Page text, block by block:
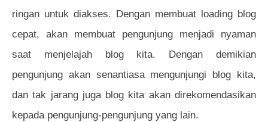
ringan untuk diakses. Dengan membuat loading blog
cepat, akan membuat pengunjung menjadi nyaman
saat menjelajah blog kita. Dengan demikian
pengunjung akan senantiasa mengunjungi blog kita,
dan tak jarang juga blog kita akan direkomendasikan
kepada pengunjung-pengunjung yang lain.